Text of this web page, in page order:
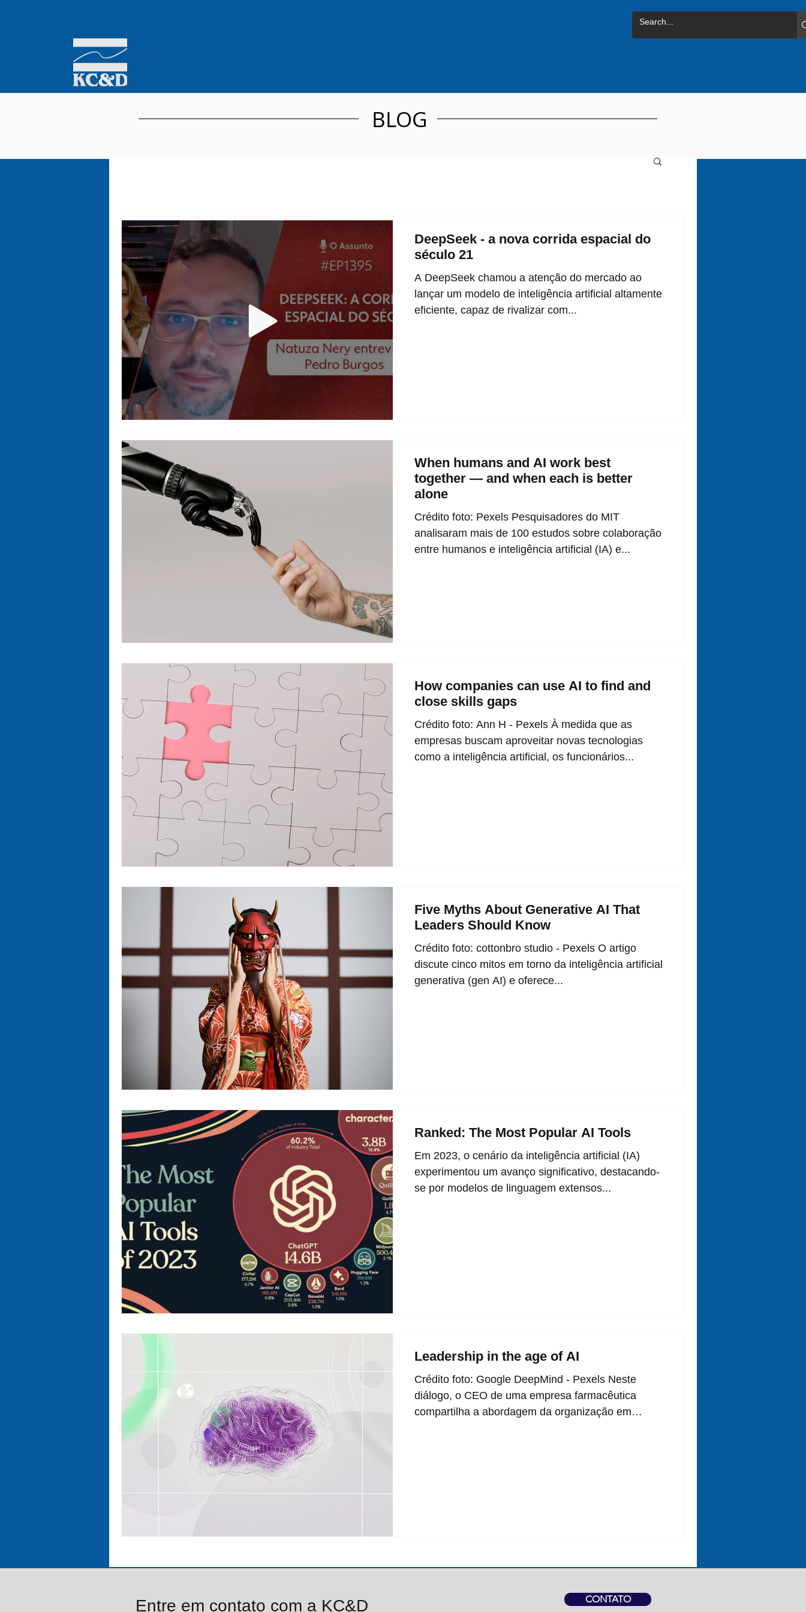
BLOG
DeepSeek - a nova corrida espacial do
século 21
A DeepSeek chamou a atenção do mercado ao
lançar um modelo de inteligência artificial altamente
eficiente, capaz de rivalizar com...
When humans and AI work best
together — and when each is better
alone
Crédito foto: Pexels Pesquisadores do MIT
analisaram mais de 100 estudos sobre colaboração
entre humanos e inteligência artificial (IA) e...
How companies can use AI to find and
close skills gaps
Crédito foto: Ann H - Pexels À medida que as
empresas buscam aproveitar novas tecnologias
como a inteligência artificial, os funcionários...
Five Myths About Generative AI That
Leaders Should Know
Crédito foto: cottonbro studio - Pexels O artigo
discute cinco mitos em torno da inteligência artificial
generativa (gen AI) e oferece...
Ranked: The Most Popular AI Tools
Em 2023, o cenário da inteligência artificial (IA)
experimentou um avanço significativo, destacando-
se por modelos de linguagem extensos...
Leadership in the age of AI
Crédito foto: Google DeepMind - Pexels Neste
diálogo, o CEO de uma empresa farmacêutica
compartilha a abordagem da organização em
Av. Paulista, 1.009, conj. 1.906, Bela Vista
Entre em contato com a KC&D CONTATO